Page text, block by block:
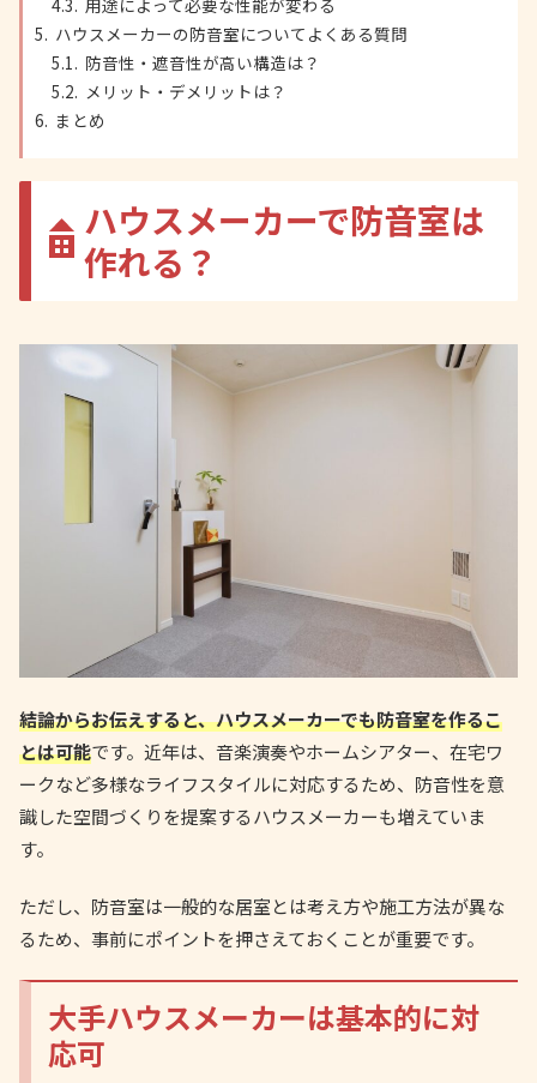
用途によって必要な性能が変わる
ハウスメーカーの防音室についてよくある質問
防音性・遮音性が高い構造は？
メリット・デメリットは？
まとめ
ハウスメーカーで防音室は
作れる？
結論からお伝えすると、ハウスメーカーでも防音室を作るこ
とは可能です。近年は、音楽演奏やホームシアター、在宅ワ
ークなど多様なライフスタイルに対応するため、防音性を意
識した空間づくりを提案するハウスメーカーも増えていま
す。
ただし、防音室は一般的な居室とは考え方や施工方法が異な
るため、事前にポイントを押さえておくことが重要です。
大手ハウスメーカーは基本的に対
応可